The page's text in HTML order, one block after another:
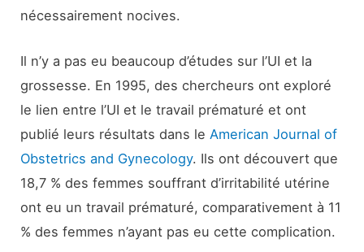
nécessairement nocives.
Il n’y a pas eu beaucoup d’études sur l’UI et la
grossesse. En 1995, des chercheurs ont exploré
le lien entre l’UI et le travail prématuré et ont
publié leurs résultats dans le American Journal of
Obstetrics and Gynecology. Ils ont découvert que
18,7 % des femmes souffrant d’irritabilité utérine
ont eu un travail prématuré, comparativement à 11
% des femmes n’ayant pas eu cette complication.